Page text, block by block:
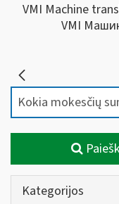
VMI Machine
VMI
Kategorijos